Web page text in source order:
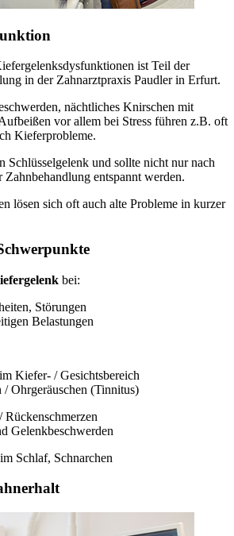
ist Teil der
in der Zahnarztpraxis Paudler in Erfurt.
nächtliches Knirschen mit
vor allem bei Stress führen z.B. oft
Kieferprobleme.
Schlüsselgelenk und sollte nicht nur nach
entspannt werden.
lösen sich oft auch alte Probleme in kurzer
bei:
Störungen
Belastungen
Kiefer- / Gesichtsbereich
/ Ohrgeräuschen (Tinnitus)
Gelenkbeschwerden
Schlaf, Schnarchen